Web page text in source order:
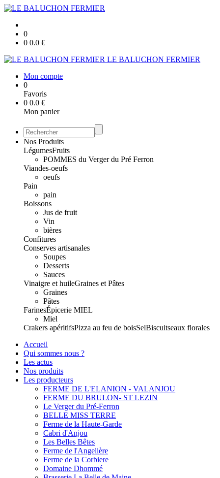
0
0 0.0 €
LE BALUCHON FERMIER
Mon compte
0
Favoris
0 0.0 €
Mon panier
Nos Produits
LégumesFruits
POMMES du Verger du Pré Ferron
Viandes-oeufs
oeufs
Pain
pain
Boissons
Jus de fruit
Vin
bières
Confitures
Conserves artisanales
Soupes
Desserts
Sauces
Vinaigre et huileGraines et Pâtes
Graines
Pâtes
FarinesÉpicerie MIEL
Miel
Crakers apéritifsPizza au feu de boisSelBiscuitseaux florales
Accueil
Qui sommes nous ?
Les actus
Nos produits
Les producteurs
FERME DE L'ELANION - VALANJOU
FERME DU BRULON- ST LEZIN
Le Verger du Pré-Ferron
BELLE MISS TERRE
Ferme de la Haute-Garde
Cabri d'Anjou
Les Belles Bêtes
Ferme de l'Angelière
Ferme de la Corbiere
Domaine Dhommé